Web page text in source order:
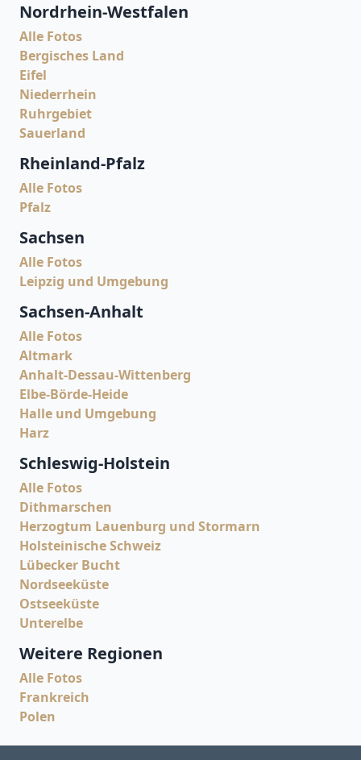
Nordrhein-Westfalen
Alle Fotos
Bergisches Land
Eifel
Niederrhein
Ruhrgebiet
Sauerland
Rheinland-Pfalz
Alle Fotos
Pfalz
Sachsen
Alle Fotos
Leipzig und Umgebung
Sachsen-Anhalt
Alle Fotos
Altmark
Anhalt-Dessau-Wittenberg
Elbe-Börde-Heide
Halle und Umgebung
Harz
Schleswig-Holstein
Alle Fotos
Dithmarschen
Herzogtum Lauenburg und Stormarn
Holsteinische Schweiz
Lübecker Bucht
Nordseeküste
Ostseeküste
Unterelbe
Weitere Regionen
Alle Fotos
Frankreich
Polen